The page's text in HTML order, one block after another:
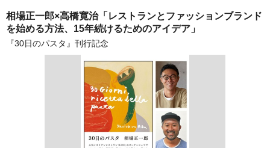
相場正一郎×高橋寛治「レストランとファッションブランド
を始める方法、15年続けるためのアイデア」
『30日のパスタ』刊行記念